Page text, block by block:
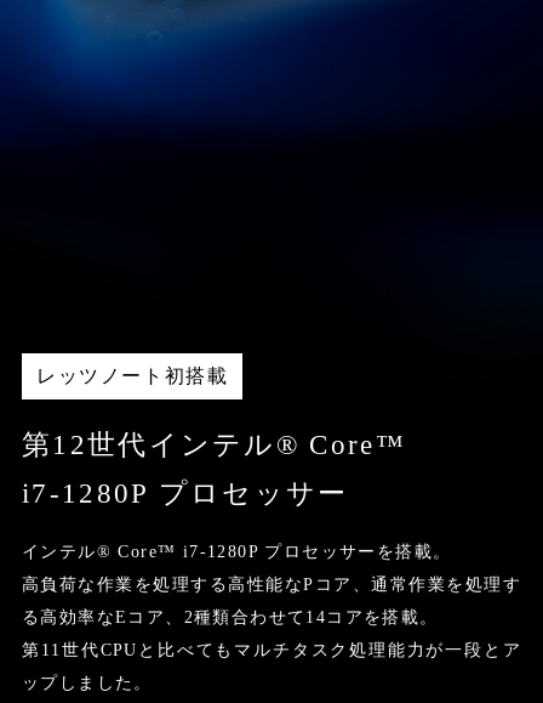
レッツノート初搭載
第12世代インテル® Core™
i7-1280P プロセッサー
インテル® Core™ i7-1280P プロセッサーを搭載。
高負荷な作業を処理する高性能なPコア、通常作業を処理す
る高効率なEコア、2種類合わせて14コアを搭載。
第11世代CPUと比べてもマルチタスク処理能力が一段とア
ップしました。